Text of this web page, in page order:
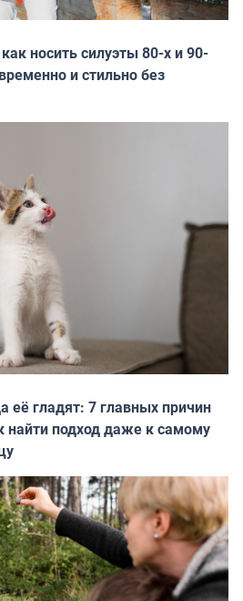
носить силуэты 80-х и 90-
и стильно без
её гладят: 7 главных причин
найти подход даже к самому